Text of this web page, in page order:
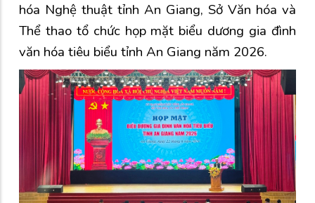
hóa Nghệ thuật tỉnh An Giang, Sở Văn hóa và
Thể thao tổ chức họp mặt biểu dương gia đình
văn hóa tiêu biểu tỉnh An Giang năm 2026.